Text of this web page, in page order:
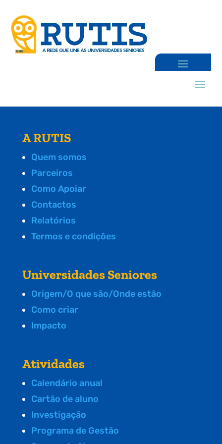
A RUTIS
Quem somos
Parceiros
Como Apoiar
Contactos
Relatórios
Termos e condições
Universidades Seniores
Origem/O que são/Onde estão
Como criar
Impacto
Atividades
Calendário anual
Cartão de aluno
Investigação
Programa de Gestão